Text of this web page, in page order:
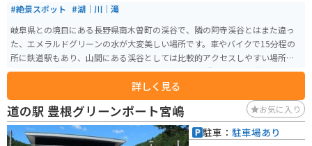
#絶景スポット #湖｜川｜滝
岐阜県との境目にある長野県南木曽町の渓谷で、隣の阿寺渓谷とはまた違っ
た、エメラルドグリーンの水が大変美しい場所です。車やバイクで15分程の
所に鉄道駅もあり、山間にある渓谷としては比較的アクセスしやすい場所に
あります。 駐車場は渓谷の入り口である恋路のつり橋周辺に2ヶ所、トイレも
あります。トイレと食事は渓谷の宿いちかわでも可能。清水と山菜を使用し
たそばが美味しいです。 駐車場に車もしくはバイクを駐め、つり橋からは徒
歩での移動となります。恋路のつり橋から最も水の色が濃く美しい黒渕まで
は、10分あればゆっくり歩いて写真を撮っても足ります。夏に訪れる人が多
いですが、春の若葉、秋の紅葉、冬の雪に色づく渓谷も魅力的です。
詳しく見る
道の駅 豊根グリーンポート宮嶋 お気に入り
駐車： 駐車場あり